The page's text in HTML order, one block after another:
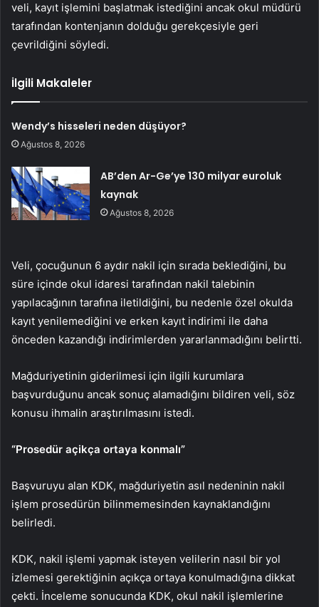
veli, kayıt işlemini başlatmak istediğini ancak okul müdürü
tarafından kontenjanın dolduğu gerekçesiyle geri
çevrildiğini söyledi.
İlgili Makaleler
Wendy’s hisseleri neden düşüyor?
Ağustos 8, 2026
AB’den Ar-Ge’ye 130 milyar euroluk
kaynak
Ağustos 8, 2026
Veli, çocuğunun 6 aydır nakil için sırada beklediğini, bu
süre içinde okul idaresi tarafından nakil talebinin
yapılacağının tarafına iletildiğini, bu nedenle özel okulda
kayıt yenilemediğini ve erken kayıt indirimi ile daha
önceden kazandığı indirimlerden yararlanmadığını belirtti.
Mağduriyetinin giderilmesi için ilgili kurumlara
başvurduğunu ancak sonuç alamadığını bildiren veli, söz
konusu ihmalin araştırılmasını istedi.
“Prosedür açikça ortaya konmalı”
Başvuruyu alan KDK, mağduriyetin asıl nedeninin nakil
işlem prosedürün bilinmemesinden kaynaklandığını
belirledi.
KDK, nakil işlemi yapmak isteyen velilerin nasıl bir yol
izlemesi gerektiğinin açıkça ortaya konulmadığına dikkat
çekti. İnceleme sonucunda KDK, okul nakil işlemlerine